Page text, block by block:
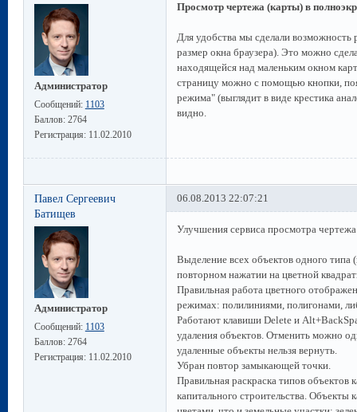
Администратор
Сообщений: 1103
Баллов: 2764
Регистрация: 11.02.2010
Просмотр чертежа (карты) в
Для удобства мы сделали возможность
размер окна браузера). Это можно
находящейся над маленьким окном
страницу можно с помощью кнопки,
режима" (выглядит в виде крестика
видно.
Павел Сергеевич
Батищев
Администратор
Сообщений: 1103
Баллов: 2764
Регистрация: 11.02.2010
06.08.2013 22:07:21
Улучшения сервиса просмотра
Выделение всех объектов одного типа
повторном нажатии на цветной
Правильная работа цветного
режимах: полилиниями, полигонами,
Работают клавиши Delete и
удаления объектов. Отменить можно
удаленные объекты нельзя вернуть.
Убран повтор замыкающей точки.
Правильная раскраска типов объектов
капитального строительства. Объекты